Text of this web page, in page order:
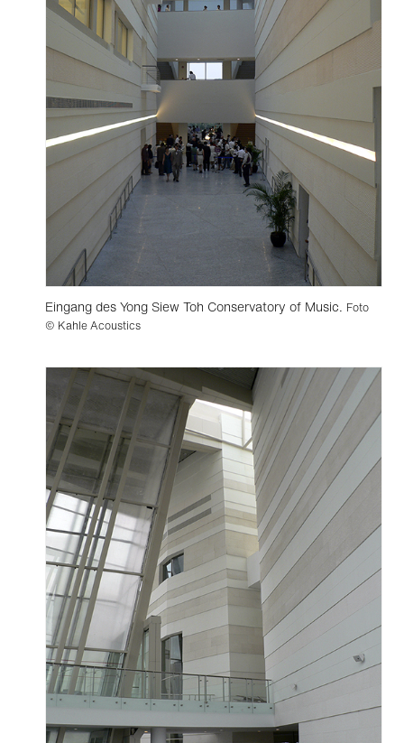
Eingang des Yong Siew Toh Conservatory of Music. Foto
© Kahle Acoustics